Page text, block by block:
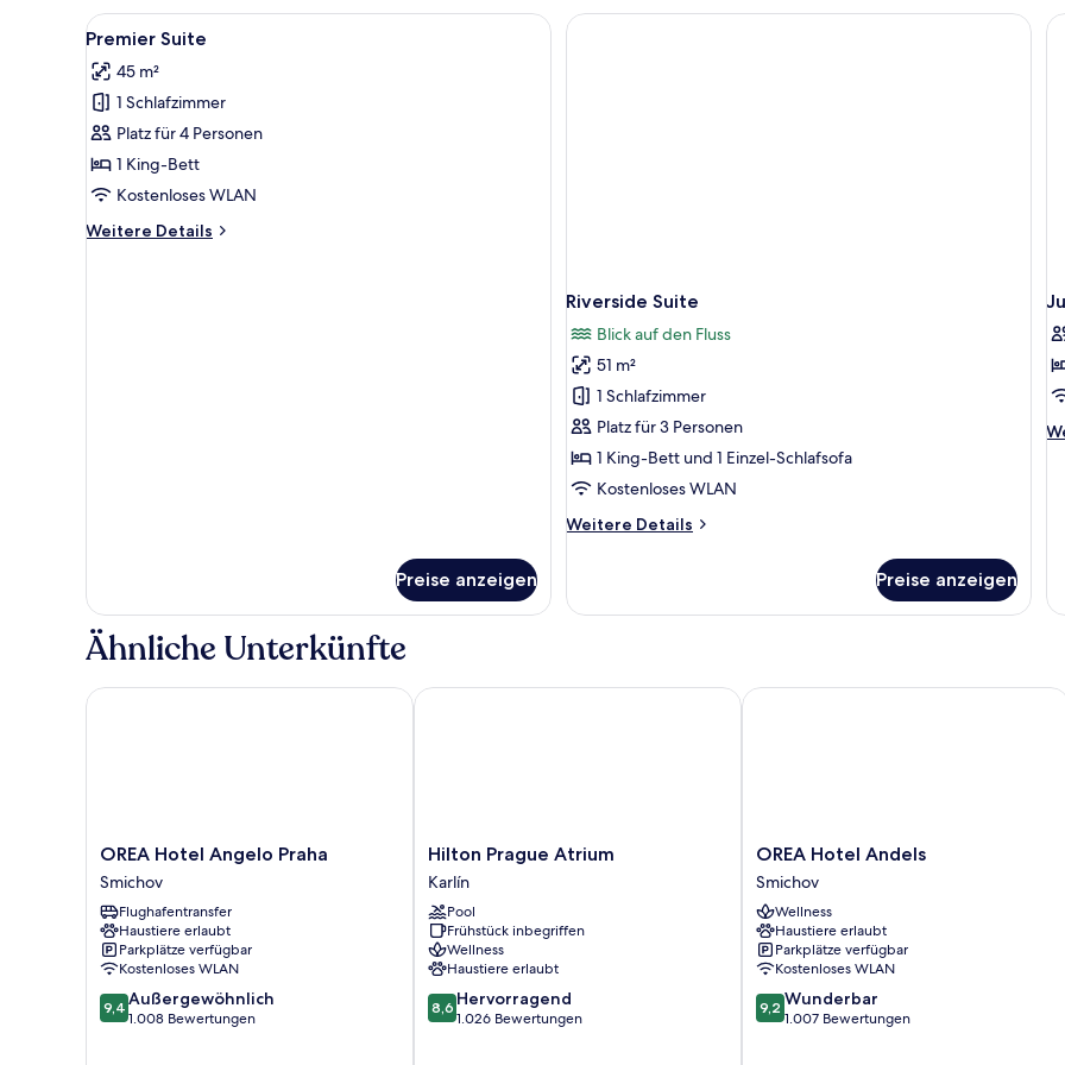
oder
-
Alle
Fotos
für
Premier
Suite
anzeigen
Ein modernes Hotelzimmer mit einem geblümten Kopfteil, einem Holznachttisch, einem Schreibtisch und
4
Premier Suite
45 m²
1 Schlafzimmer
Platz für 4 Personen
1 King-Bett
Kostenloses WLAN
Weitere Details
Weitere
Preise anzeigen
Riverside Suite
Blick auf den Fluss
51 m²
1 Schlafzimmer
Platz für 3 Personen
1 King-Bett und 1 Einzel-Schlafsofa
Kostenloses WLAN
Weitere Details
Weitere
Suite
Preise anzeigen
Ähnliche Unterkünfte
OREA
Hotel
Angelo
Praha
Smichov
OREA Hotel Angelo Praha
Smichov
Flughafentransfer
Haustiere erlaubt
Parkplätze verfügbar
Kostenloses WLAN
9.4
von
9,4 Außergewöhnlich
1.008 Bewertungen
OREA Hotel Angelo Praha
Hilton
Prague
Atrium
Karlín
Hilton Prague Atrium
Karlín
Pool
Frühstück inbegriffen
Wellness
Haustiere erlaubt
8.6
von
8,6 Hervorragend
1.026 Bewertungen
Hilton Prague Atrium
OREA
Hotel
Andels
Smichov
OREA Hotel Andels
Smichov
Wellness
Haustiere erlaubt
Parkplätze verfügbar
Kostenloses WLAN
9.2
von
9,2 Wunderbar
1.007 Bewertungen
OREA Hotel Andels